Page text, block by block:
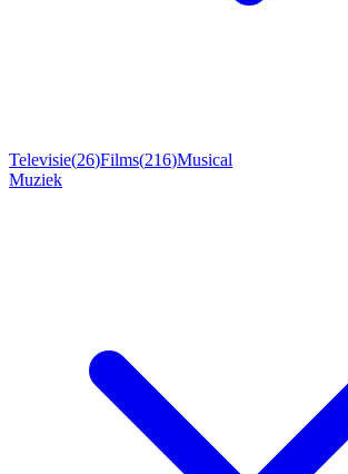
Televisie(26)Films(216)Musical
Muziek